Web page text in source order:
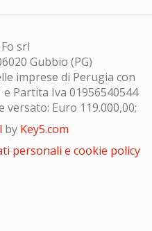
srl
Gubbio (PG)
imprese di Perugia con
Partita Iva 01956540544
Euro 119.000,00;
by Key5.com
personali e cookie policy